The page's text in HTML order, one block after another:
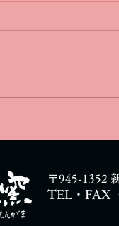
〒945-1352
TEL・FAX